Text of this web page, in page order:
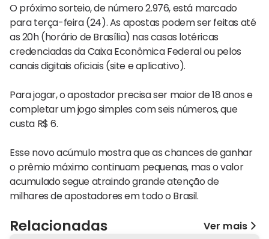
O próximo sorteio, de número 2.976, está marcado
para terça-feira (24). As apostas podem ser feitas até
as 20h (horário de Brasília) nas casas lotéricas
credenciadas da Caixa Econômica Federal ou pelos
canais digitais oficiais (site e aplicativo).
Para jogar, o apostador precisa ser maior de 18 anos e
completar um jogo simples com seis números, que
custa R$ 6.
Esse novo acúmulo mostra que as chances de ganhar
o prêmio máximo continuam pequenas, mas o valor
acumulado segue atraindo grande atenção de
milhares de apostadores em todo o Brasil.
Relacionadas Ver mais